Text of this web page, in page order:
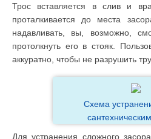
Трос вставляется в слив и
проталкивается до места
надавливать, вы, возможно,
протолкнуть его в стояк.
аккуратно, чтобы не разрушить
Схема
Для устранения сложного